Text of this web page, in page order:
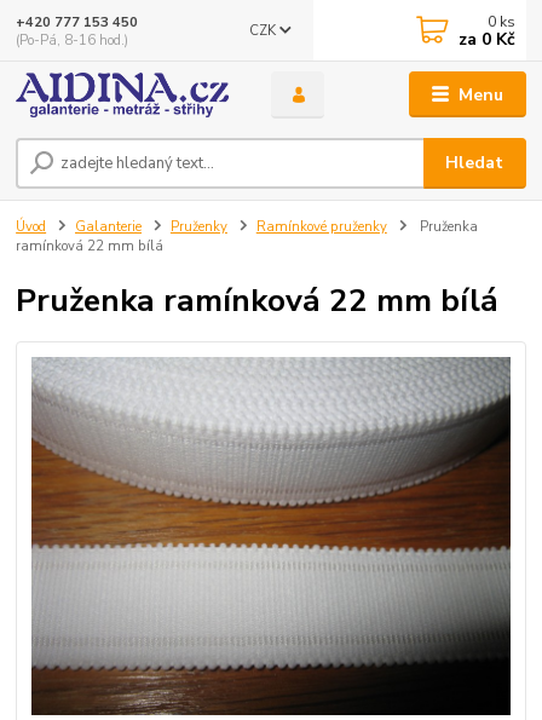
Menu
CZK
Hledat
+420 777 153 450
(Po-Pá, 8-16 hod.)
0 ks
za 0 Kč
Úvod Galanterie Pruženky Ramínkové pruženky
Pruženka
ramínková 22 mm bílá
Pruženka ramínková 22 mm bílá